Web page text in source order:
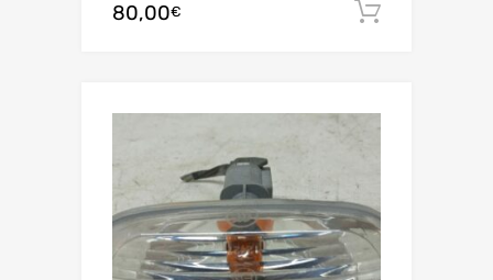
80,00€